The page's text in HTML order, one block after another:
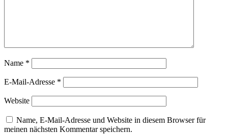
Name *
E-Mail-Adresse *
Website
Name, E-Mail-Adresse und Website in diesem Browser für
meinen nächsten Kommentar speichern.